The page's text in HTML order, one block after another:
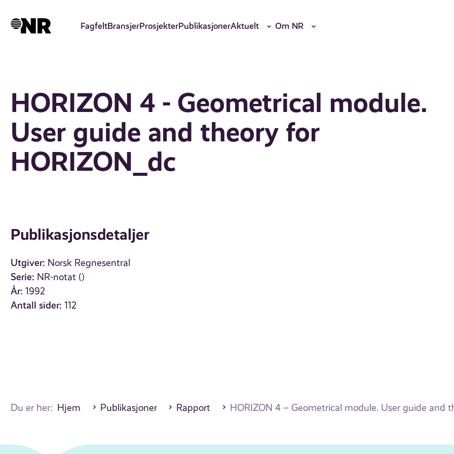
hovedinnhold
FagfeltBransjerProsjekterPublikasjonerAktuelt Om NR
HORIZON 4 - Geometrical module.
User guide and theory for
HORIZON_dc
Publikasjonsdetaljer
Utgiver: Norsk Regnesentral
Serie: NR-notat ()
År: 1992
Antall sider: 112
Du er her: Hjem Publikasjoner Rapport HORIZON 4 – Geometrical module. User guide and